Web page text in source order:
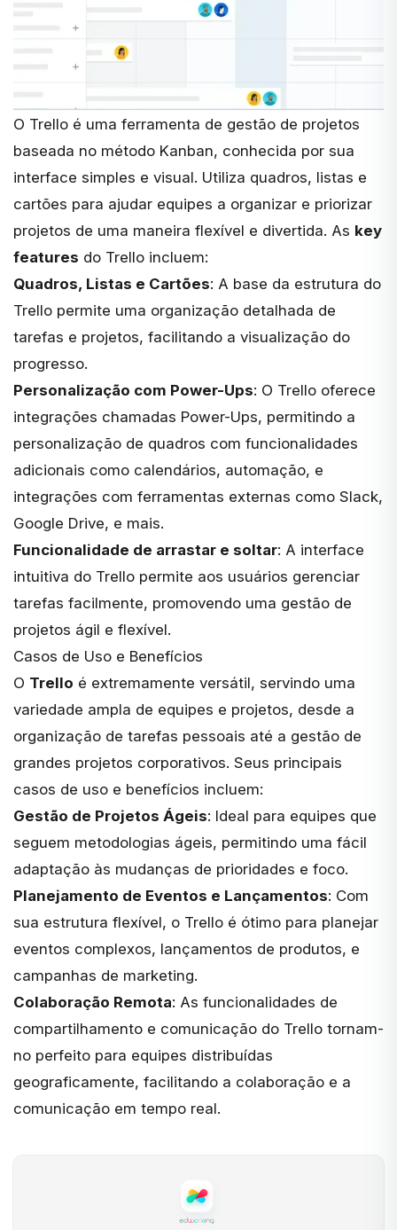
O Trello é uma ferramenta de gestão de projetos
baseada no método Kanban, conhecida por sua
interface simples e visual. Utiliza quadros, listas e
cartões para ajudar equipes a organizar e priorizar
projetos de uma maneira flexível e divertida. As key
features do Trello incluem:
Quadros, Listas e Cartões: A base da estrutura do
Trello permite uma organização detalhada de
tarefas e projetos, facilitando a visualização do
progresso.
Personalização com Power-Ups: O Trello oferece
integrações chamadas Power-Ups, permitindo a
personalização de quadros com funcionalidades
adicionais como calendários, automação, e
integrações com ferramentas externas como Slack,
Google Drive, e mais.
Funcionalidade de arrastar e soltar: A interface
intuitiva do Trello permite aos usuários gerenciar
tarefas facilmente, promovendo uma gestão de
projetos ágil e flexível.
Casos de Uso e Benefícios
O Trello é extremamente versátil, servindo uma
variedade ampla de equipes e projetos, desde a
organização de tarefas pessoais até a gestão de
grandes projetos corporativos. Seus principais
casos de uso e benefícios incluem:
Gestão de Projetos Ágeis: Ideal para equipes que
seguem metodologias ágeis, permitindo uma fácil
adaptação às mudanças de prioridades e foco.
Planejamento de Eventos e Lançamentos: Com
sua estrutura flexível, o Trello é ótimo para planejar
eventos complexos, lançamentos de produtos, e
campanhas de marketing.
Colaboração Remota: As funcionalidades de
compartilhamento e comunicação do Trello tornam-
no perfeito para equipes distribuídas
geograficamente, facilitando a colaboração e a
comunicação em tempo real.